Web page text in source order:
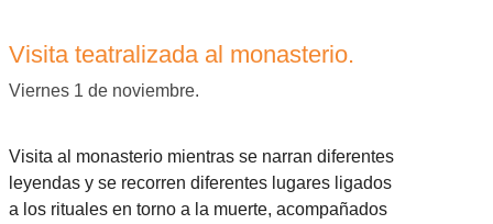
Visita teatralizada al monasterio.
Viernes 1 de noviembre.
Visita al monasterio mientras se narran diferentes
leyendas y se recorren diferentes lugares ligados
a los rituales en torno a la muerte, acompañados